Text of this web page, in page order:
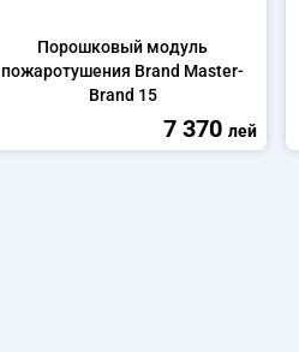
Порошковый модуль
пожаротушения Brand Master-
Brand 15
7 370 лей